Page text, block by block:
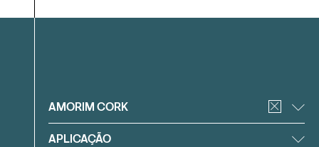
Filtrar
AMORIM CORK
APLICAÇÃO